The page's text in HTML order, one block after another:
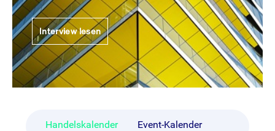
Interview lesen
Handelskalender Event-Kalender